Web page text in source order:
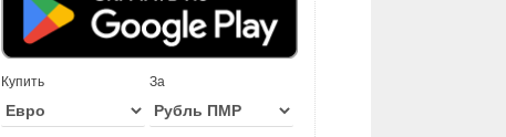
Купить За